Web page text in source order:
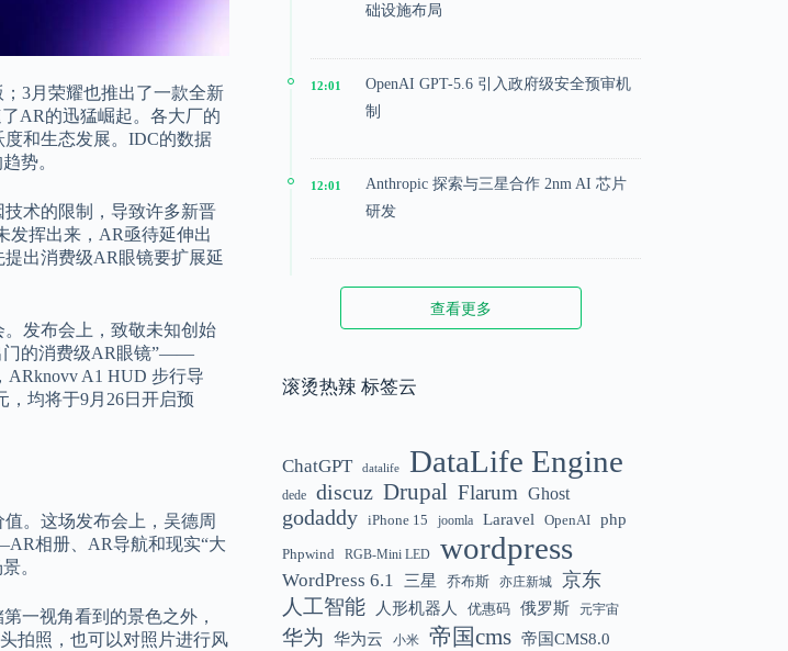
3月荣耀也推出了一款全新
AR的迅猛崛起。各大厂的
和生态发展。IDC的数据
势。
术的限制，导致许多新晋
发挥出来，AR亟待延伸出
出消费级AR眼镜要扩展延
发布会上，致敬未知创始
门的消费级AR眼镜”——
ARknovv A1 HUD 步行导
，均将于9月26日开启预
。这场发布会上，吴德周
相册、AR导航和现实“大
。
一视角看到的景色之外，
拍照，也可以对照片进行风
础设施布局
12:01
OpenAI GPT-5.6 引入政府级安全预审机
制
12:01
Anthropic 探索与三星合作 2nm AI 芯片
研发
12:01
Microsoft 投入 25 亿美元成立 AI 落地实
12:01
Meta 内部模型接近 GPT-5.5 水平，基础
12:01
Gemini 3.5 Flash 强化“AI 操作系统级代
理能力”
12:01
美国解除 Anthropic Fable / Mythos 模型
出口限制
查看更多
滚烫热辣 标签云
ChatGPT datalife DataLife Engine
dede discuz Drupal Flarum Ghost
godaddy iPhone 15 joomla Laravel OpenAI php
Phpwind RGB-Mini LED wordpress
WordPress 6.1 三星 乔布斯 亦庄新城 京东
人工智能 人形机器人 优惠码 俄罗斯 元宇宙
华为 华为云 小米 帝国cms 帝国CMS8.0